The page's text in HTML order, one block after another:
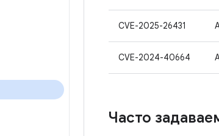
CVE-2025-26431
CVE-2024-40664
Часто